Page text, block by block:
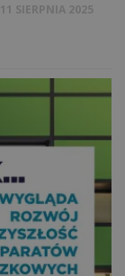
11 SIERPNIA 2025